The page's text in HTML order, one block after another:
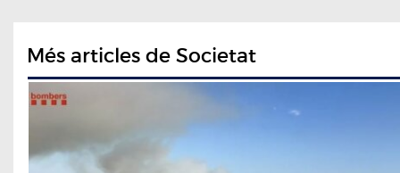
Més articles de Societat